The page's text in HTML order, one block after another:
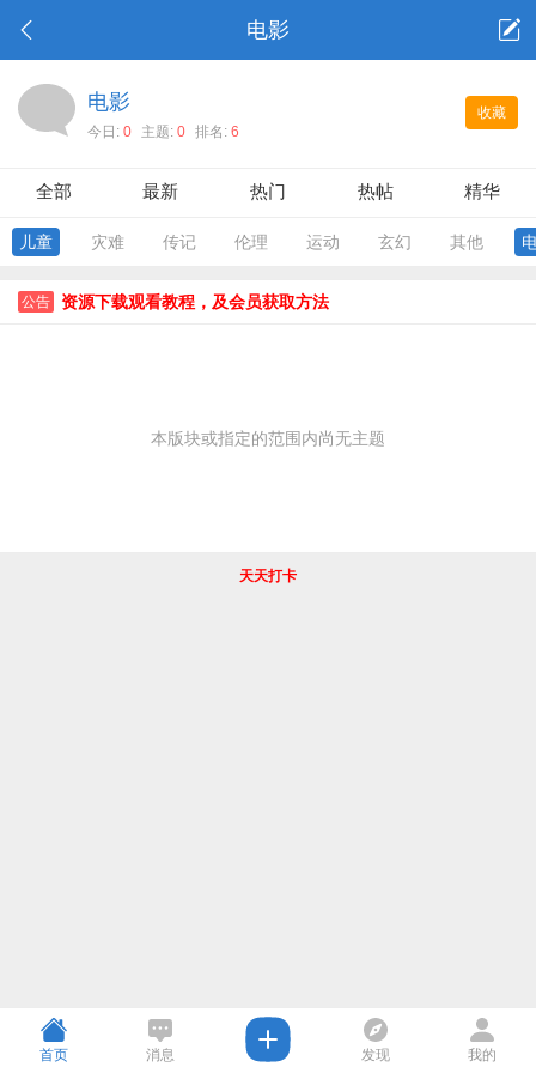
电影
收藏
电影
今日: 0 主题: 0 排名: 6
全部 最新 热门 热帖 精华
儿童 灾难 传记 伦理 运动 玄幻 其他
公告 资源下载观看教程，及会员获取方法
本版块或指定的范围内尚无主题
天天打卡
首页 消息 发现 我的